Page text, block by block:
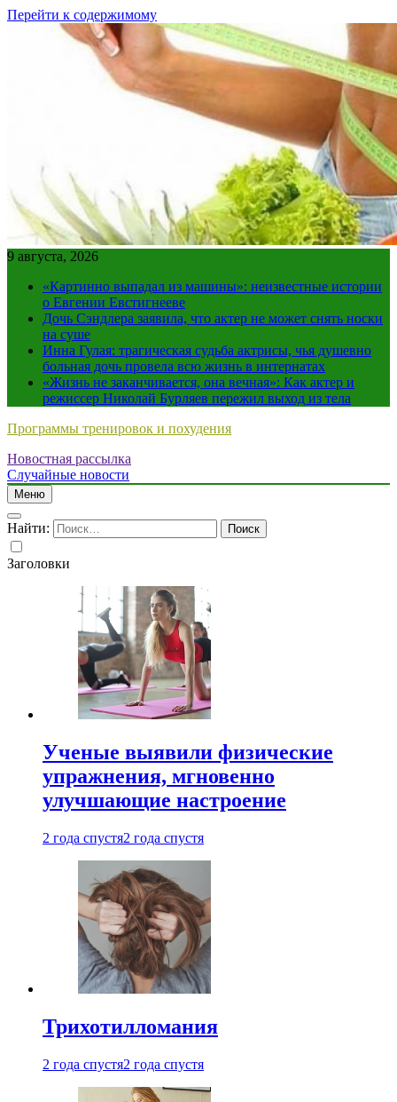
Перейти к содержимому
9 августа, 2026
«Картинно выпадал из машины»: неизвестные истории
о Евгении Евстигнееве
Дочь Сэндлера заявила, что актер не может снять носки
на суше
Инна Гулая: трагическая судьба актрисы, чья душевно
больная дочь провела всю жизнь в интернатах
«Жизнь не заканчивается, она вечная»: Как актер и
режиссер Николай Бурляев пережил выход из тела
Программы тренировок и похудения
Новостная рассылка
Случайные новости
Меню
Найти:
Заголовки
Ученые выявили физические
упражнения, мгновенно
улучшающие настроение
2 года спустя2 года спустя
Трихотилломания
2 года спустя2 года спустя